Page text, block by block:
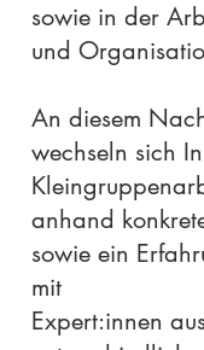
sowie in der
und
An diesem
wechseln sich
anhand
sowie ein
mit
Expert:innen